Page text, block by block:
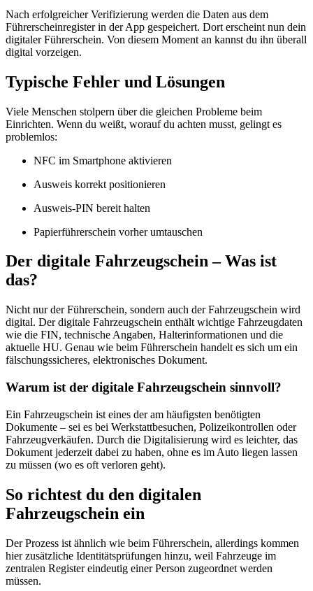
Nach erfolgreicher Verifizierung werden die Daten aus dem
Führerscheinregister in der App gespeichert. Dort erscheint nun dein
digitaler Führerschein. Von diesem Moment an kannst du ihn überall
digital vorzeigen.
Typische Fehler und Lösungen
Viele Menschen stolpern über die gleichen Probleme beim
Einrichten. Wenn du weißt, worauf du achten musst, gelingt es
problemlos:
NFC im Smartphone aktivieren
Ausweis korrekt positionieren
Ausweis-PIN bereit halten
Papierführerschein vorher umtauschen
Der digitale Fahrzeugschein – Was ist
das?
Nicht nur der Führerschein, sondern auch der Fahrzeugschein wird
digital. Der digitale Fahrzeugschein enthält wichtige Fahrzeugdaten
wie die FIN, technische Angaben, Halterinformationen und die
aktuelle HU. Genau wie beim Führerschein handelt es sich um ein
fälschungssicheres, elektronisches Dokument.
Warum ist der digitale Fahrzeugschein sinnvoll?
Ein Fahrzeugschein ist eines der am häufigsten benötigten
Dokumente – sei es bei Werkstattbesuchen, Polizeikontrollen oder
Fahrzeugverkäufen. Durch die Digitalisierung wird es leichter, das
Dokument jederzeit dabei zu haben, ohne es im Auto liegen lassen
zu müssen (wo es oft verloren geht).
So richtest du den digitalen
Fahrzeugschein ein
Der Prozess ist ähnlich wie beim Führerschein, allerdings kommen
hier zusätzliche Identitätsprüfungen hinzu, weil Fahrzeuge im
zentralen Register eindeutig einer Person zugeordnet werden
müssen.